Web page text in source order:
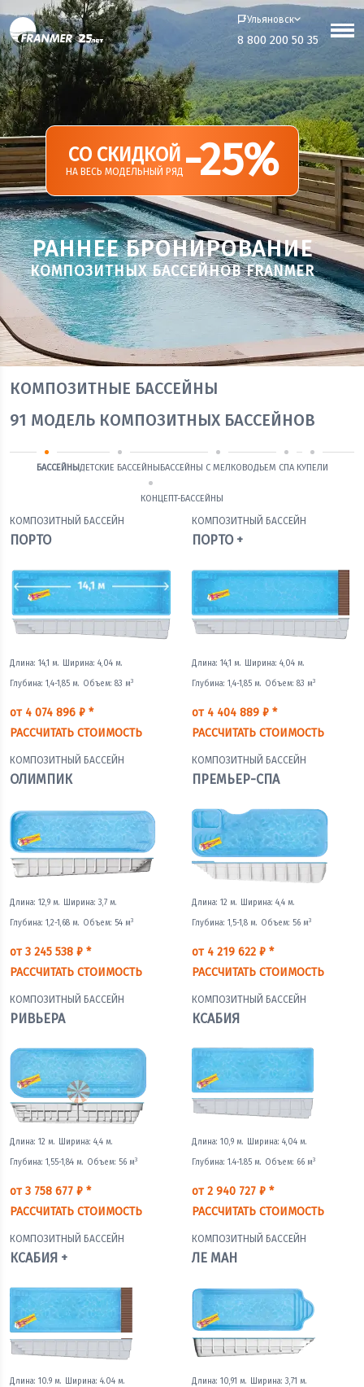
Ульяновск
8 800 200 50 35
РАННЕЕ БРОНИРОВАНИЕ
КОМПОЗИТНЫХ БАССЕЙНОВ FRANMER
СО СКИДКОЙ
НА ВЕСЬ МОДЕЛЬНЫЙ РЯД -25%
КОМПОЗИТНЫЕ БАССЕЙНЫ
91 МОДЕЛЬ КОМПОЗИТНЫХ БАССЕЙНОВ
БАССЕЙНЫДЕТСКИЕ БАССЕЙНЫБАССЕЙНЫ С МЕЛКОВОДЬЕМ СПА КУПЕЛИ
КОНЦЕПТ-БАССЕЙНЫ
КОМПОЗИТНЫЙ БАССЕЙН
ПОРТО
Длина: 14,1 м. Ширина: 4,04 м.
Глубина: 1,4-1,85 м. Объем: 83 м3
от 4 074 896 ₽ *
РАССЧИТАТЬ СТОИМОСТЬ
КОМПОЗИТНЫЙ БАССЕЙН
ПОРТО +
Длина: 14,1 м. Ширина: 4,04 м.
Глубина: 1,4-1,85 м. Объем: 83 м3
от 4 404 889 ₽ *
РАССЧИТАТЬ СТОИМОСТЬ
КОМПОЗИТНЫЙ БАССЕЙН
ОЛИМПИК
Длина: 12,9 м. Ширина: 3,7 м.
Глубина: 1,2-1,68 м. Объем: 54 м3
от 3 245 538 ₽ *
РАССЧИТАТЬ СТОИМОСТЬ
КОМПОЗИТНЫЙ БАССЕЙН
ПРЕМЬЕР-СПА
Длина: 12 м. Ширина: 4,4 м.
Глубина: 1,5-1,8 м. Объем: 56 м3
от 4 219 622 ₽ *
РАССЧИТАТЬ СТОИМОСТЬ
КОМПОЗИТНЫЙ БАССЕЙН
РИВЬЕРА
Длина: 12 м. Ширина: 4,4 м.
Глубина: 1,55-1,84 м. Объем: 56 м3
от 3 758 677 ₽ *
РАССЧИТАТЬ СТОИМОСТЬ
КОМПОЗИТНЫЙ БАССЕЙН
КСАБИЯ
Длина: 10,9 м. Ширина: 4,04 м.
Глубина: 1.4-1.85 м. Объем: 66 м3
от 2 940 727 ₽ *
РАССЧИТАТЬ СТОИМОСТЬ
КОМПОЗИТНЫЙ БАССЕЙН
КСАБИЯ +
Длина: 10.9 м. Ширина: 4.04 м.
КОМПОЗИТНЫЙ БАССЕЙН
ЛЕ МАН
Длина: 10,91 м. Ширина: 3,71 м.